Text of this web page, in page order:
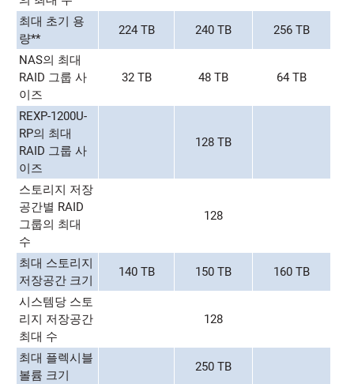
최대 초기 용
량**
224 TB 240 TB 256 TB
NAS의 최대
RAID 그룹 사
이즈
32 TB 48 TB 64 TB
REXP-1200U-
RP의 최대
RAID 그룹 사
이즈
128 TB
스토리지 저장
공간별 RAID
그룹의 최대
수
128
최대 스토리지
저장공간 크기
140 TB 150 TB 160 TB
시스템당 스토
리지 저장공간
최대 수
128
최대 플렉시블
볼륨 크기
250 TB